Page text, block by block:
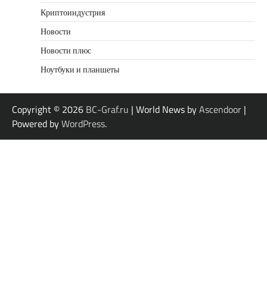
Криптоиндустрия
Новости
Новости плюс
Ноутбуки и планшеты
Copyright © 2026 BC-Graf.ru | World News byAscendoor |
Powered byWordPress.